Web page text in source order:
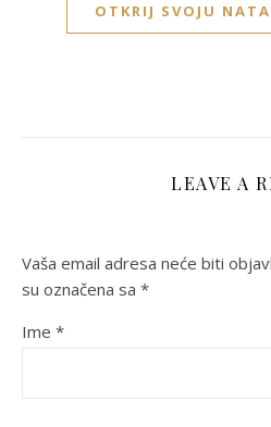
OTKRIJ SVOJU
LEAVE A
Vaša email adresa neće biti
su označena sa *
Ime *